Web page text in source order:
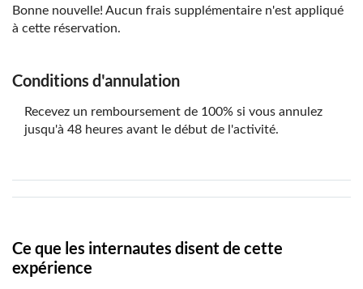
Bonne nouvelle! Aucun frais supplémentaire n'est appliqué
à cette réservation.
Conditions d'annulation
Recevez un remboursement de 100% si vous annulez
jusqu'à 48 heures avant le début de l'activité.
Ce que les internautes disent de cette
expérience